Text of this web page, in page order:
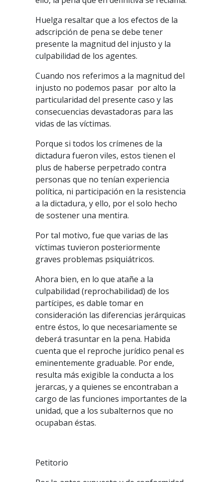
Huelga resaltar que a los efectos de la
adscripción de pena se debe tener
presente la magnitud del injusto y la
culpabilidad de los agentes.
Cuando nos referimos a la magnitud del
injusto no podemos pasar por alto la
particularidad del presente caso y las
consecuencias devastadoras para las
vidas de las víctimas.
Porque si todos los crímenes de la
dictadura fueron viles, estos tienen el
plus de haberse perpetrado contra
personas que no tenían experiencia
política, ni participación en la resistencia
a la dictadura, y ello, por el solo hecho
de sostener una mentira.
Por tal motivo, fue que varias de las
víctimas tuvieron posteriormente
graves problemas psiquiátricos.
Ahora bien, en lo que atañe a la
culpabilidad (reprochabilidad) de los
partícipes, es dable tomar en
consideración las diferencias jerárquicas
entre éstos, lo que necesariamente se
deberá trasuntar en la pena. Habida
cuenta que el reproche jurídico penal es
eminentemente graduable. Por ende,
resulta más exigible la conducta a los
jerarcas, y a quienes se encontraban a
cargo de las funciones importantes de la
unidad, que a los subalternos que no
ocupaban éstas.
Petitorio